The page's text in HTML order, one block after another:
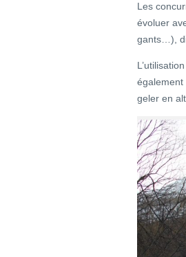
Les
évoluer
gants…),
également
geler en